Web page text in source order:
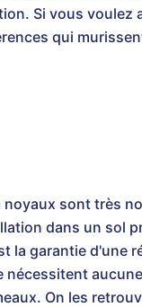
Si vous
qui
sont très
dans un sol
garantie d'une
On les